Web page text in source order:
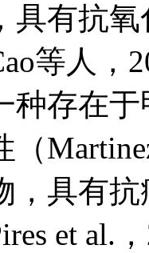
具有抗
等人，
种存在
（
，具有
et al.